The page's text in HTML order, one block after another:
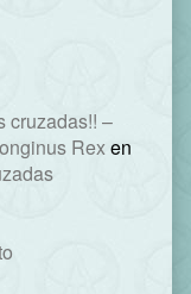
cruzadas!! –
Rexen